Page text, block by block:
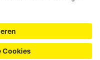
Rechte vorbehalten.